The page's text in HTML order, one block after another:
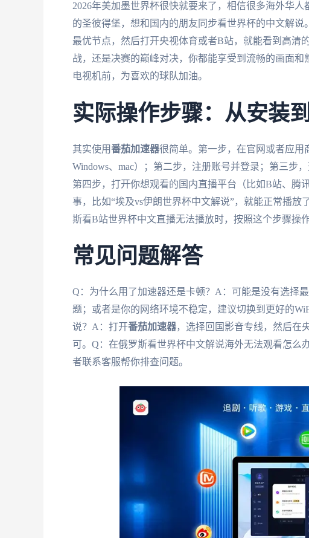
2026年美加墨世界杯很快就要来了，相信很多海外华
的圣彼得堡，想和国内的朋友同步看世界杯的中文解说
最优节点，然后打开央视体育或者B站，就能看到高清
战，还是决赛的巅峰对决，你都能享受到流畅的画面
电视机前，为喜欢的球队加油。
实际操作步骤：从安装
其实使用番茄加速器很简单。第一步，在官网或者应用
Windows、mac）；第二步，注册账号并登录；第三步
第四步，打开你想观看的国内直播平台（比如B站、腾
事，比如“埃及vs伊朗世界杯中文解说”，就能正常播
斯看B站世界杯中文直播无法播放时，按照这个步骤操
常见问题解答
Q：为什么用了加速器还是卡顿？A：可能是没有选择
题；或者是你的网络环境不稳定，建议切换到更好的
说？A：打开番茄加速器，选择回国影音专线，然后在
可。Q：在俄罗斯看世界杯中文解说海外无法观看怎么
者联系客服帮你排查问题。